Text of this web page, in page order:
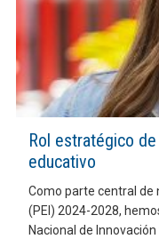
Rol estratégico
educativo
Como parte central de
(PEI) 2024-2028,
Nacional de